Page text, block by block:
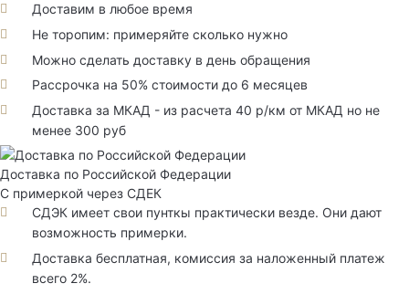
Доставим в любое время
Не торопим: примеряйте сколько нужно
Можно сделать доставку в день обращения
Рассрочка на 50% стоимости до 6 месяцев
Доставка за МКАД - из расчета 40 р/км от МКАД но не
менее 300 руб
Доставка по Российской Федерации
С примеркой через СДЕК
СДЭК имеет свои пунткы практически везде. Они дают
возможность примерки.
Доставка бесплатная, комиссия за наложенный платеж
всего 2%.